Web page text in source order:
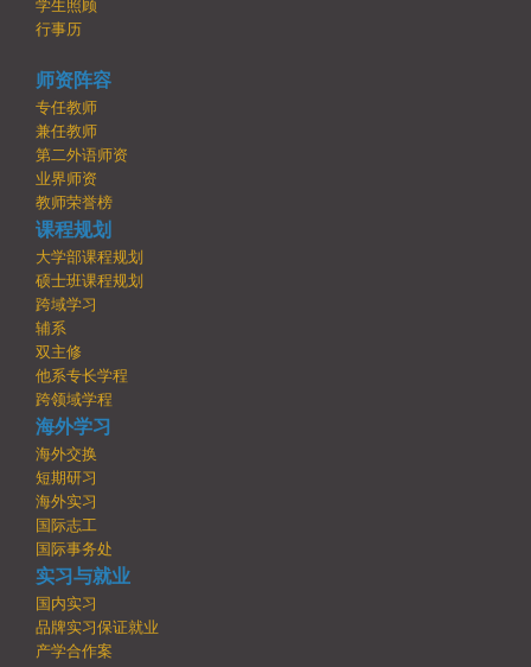
学生照顾
行事历
师资阵容
专任教师
兼任教师
第二外语师资
业界师资
教师荣誉榜
课程规划
大学部课程规划
硕士班课程规划
跨域学习
辅系
双主修
他系专长学程
跨领域学程
海外学习
海外交换
短期研习
海外实习
国际志工
国际事务处
实习与就业
国内实习
品牌实习保证就业
产学合作案